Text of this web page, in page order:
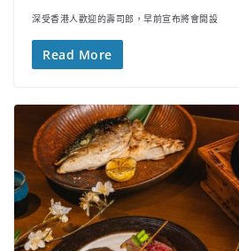
深受香港人歡迎的壽司郎，早前宣布將會開設
Read More